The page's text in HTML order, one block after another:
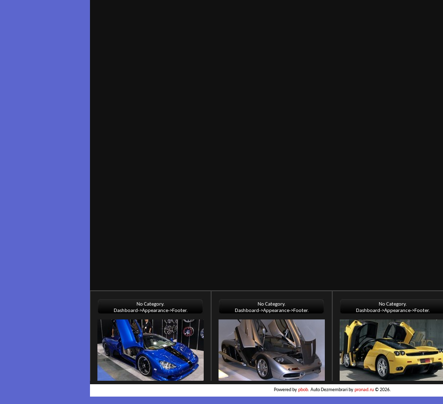
No Category.
Dashboard->Appearance->Footer.
No Category.
Dashboard->Appearance->Footer.
No Category.
Dashboard->Appearance->Footer.
Powered bypbob. Auto Dezmembrari bypronad.ru© 2026.